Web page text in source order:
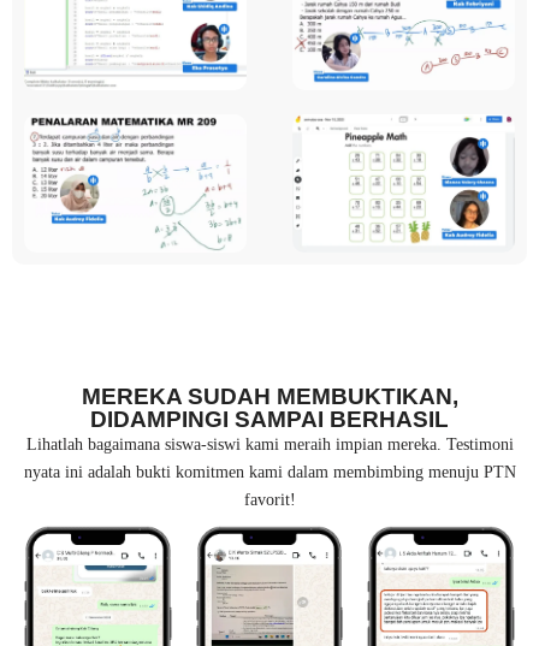
MEREKA SUDAH MEMBUKTIKAN,
DIDAMPINGI SAMPAI BERHASIL
Lihatlah bagaimana siswa-siswi kami meraih impian mereka. Testimoni
nyata ini adalah bukti komitmen kami dalam membimbing menuju PTN
favorit!